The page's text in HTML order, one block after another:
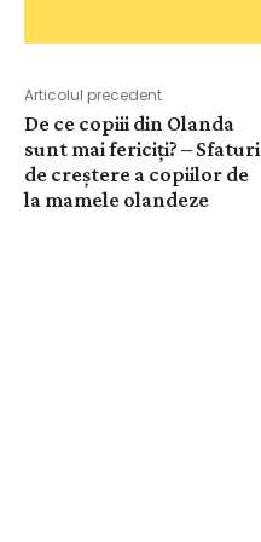
Articolul precedent
De ce copiii din Olanda
sunt mai fericiți? – Sfaturi
de creștere a copiilor de
la mamele olandeze